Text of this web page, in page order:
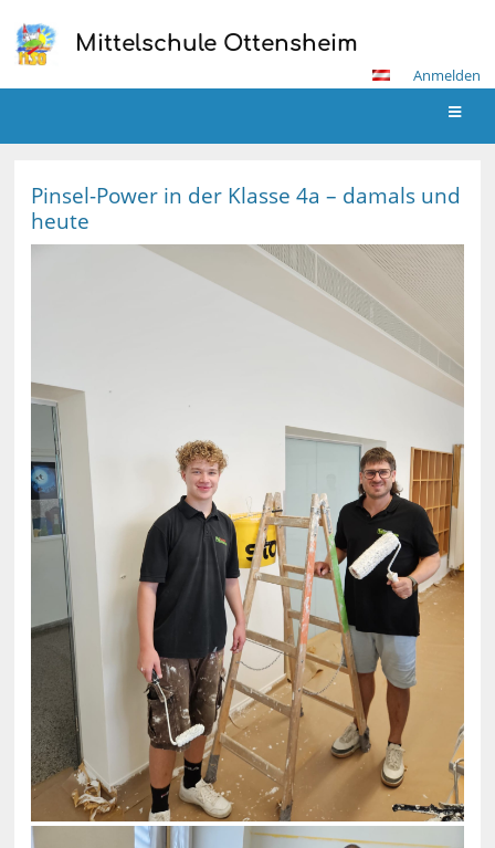
Mittelschule Ottensheim
Anmelden
Pinsel-Power in der Klasse 4a – damals und
heute